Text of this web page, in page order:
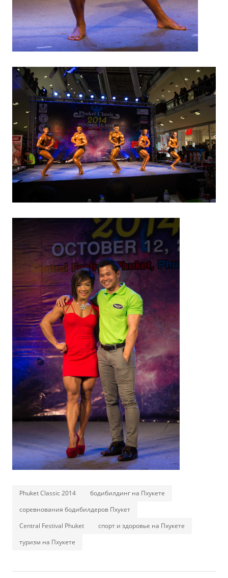
Phuket Classic 2014
бодибилдинг на Пхукете
соревнования бодибилдеров Пхукет
Central Festival Phuket
спорт и здоровье на Пхукете
туризм на Пхукете